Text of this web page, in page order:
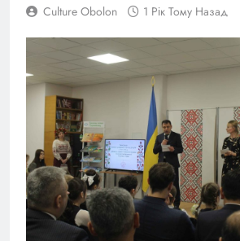
Culture Obolon 1 Рік Тому Назад